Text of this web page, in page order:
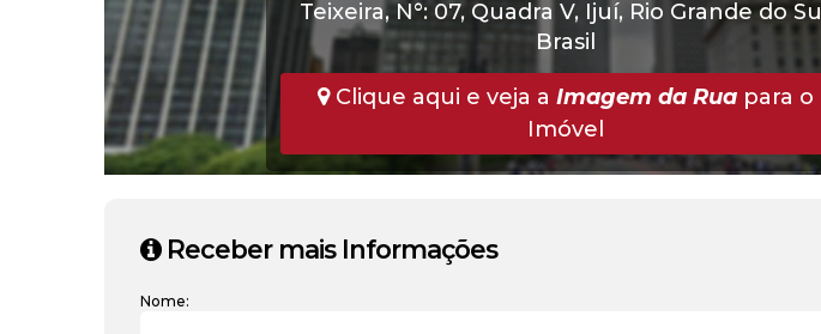
Teixeira, N°:07, Quadra V, Ijuí, Rio Grande do Sul
Brasil
Clique aqui e veja a Imagem da Rua para o
Imóvel
Receber mais Informações
Nome: